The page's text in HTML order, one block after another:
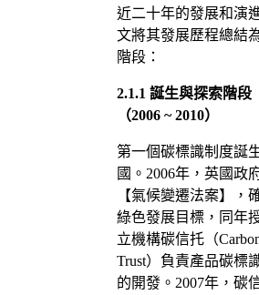
近二十年的發展和演
文將其發展歷程總結
階段：
2.1.1 誕生與探索階段
（2006 ~ 2010）
第一個碳標識制度誕
國。2006年，英國政
【氣候變遷法案】，
綠色發展目標，同年
立機構碳信托（
Trust）負責產品碳標
的開發。2007年，碳